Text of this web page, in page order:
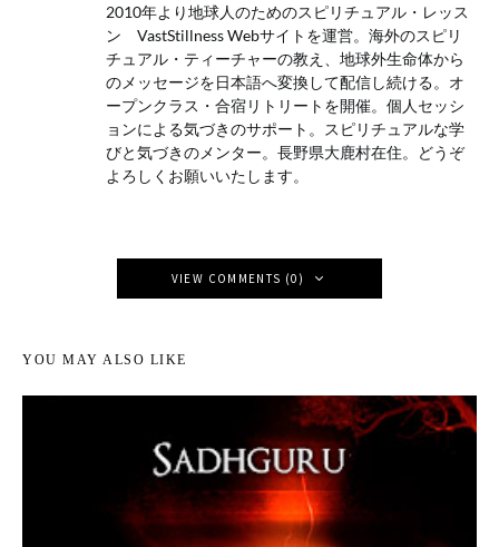
2010年より地球人のためのスピリチュアル・レッス
ン VastStillness Webサイトを運営。海外のスピリ
チュアル・ティーチャーの教え、地球外生命体から
のメッセージを日本語へ変換して配信し続ける。オ
ープンクラス・合宿リトリートを開催。個人セッシ
ョンによる気づきのサポート。スピリチュアルな学
びと気づきのメンター。長野県大鹿村在住。どうぞ
よろしくお願いいたします。
VIEW COMMENTS (0)
YOU MAY ALSO LIKE